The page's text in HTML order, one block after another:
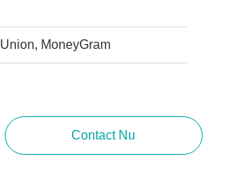
MoneyGram
Contact Nu